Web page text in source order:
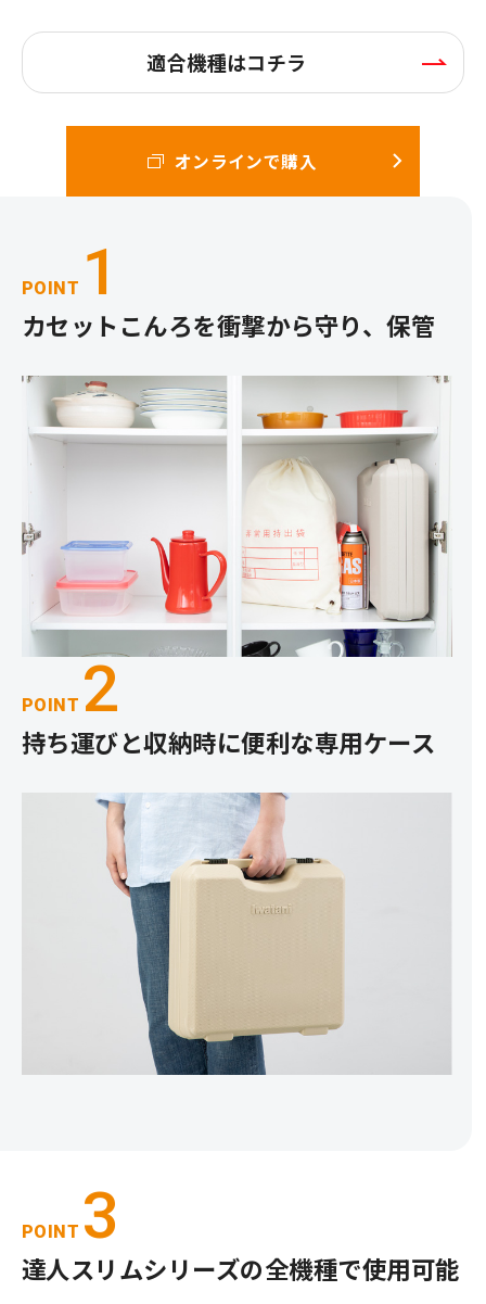
適合機種はコチラ
オンラインで購入
POINT 1
カセットこんろを衝撃から守り、保管
POINT 2
持ち運びと収納時に便利な専用ケース
POINT 3
達人スリムシリーズの全機種で使用可能